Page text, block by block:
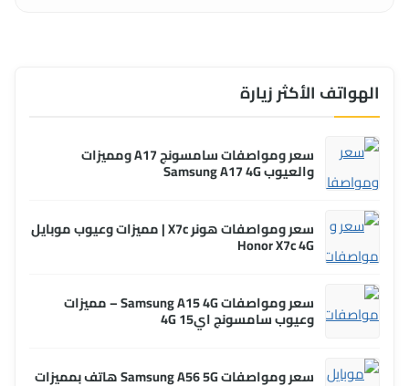
الهواتف الأكثر زيارة
سعر ومواصفات سامسونج A17 ومميزات
والعيوب Samsung A17 4G
سعر ومواصفات هونر X7c | مميزات وعيوب موبايل
Honor X7c 4G
سعر ومواصفات Samsung A15 4G – مميزات
وعيوب سامسونج اي15 4G
سعر ومواصفات Samsung A56 5G هاتف بمميزات